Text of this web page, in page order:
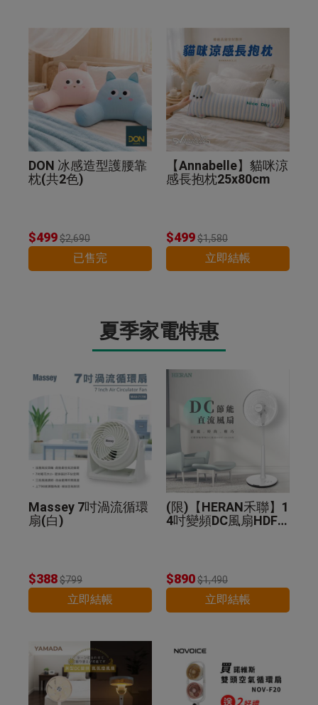
DON 冰感造型護腰靠
枕(共2色)
$499$2,690
已售完
【Annabelle】貓咪涼
感長抱枕25x80cm
$499$1,580
立即結帳
夏季家電特惠
Massey 7吋渦流循環
扇(白)
$388$799
立即結帳
(限)【HERAN禾聯】1
4吋變頻DC風扇HDF-1
$890$1,490
立即結帳